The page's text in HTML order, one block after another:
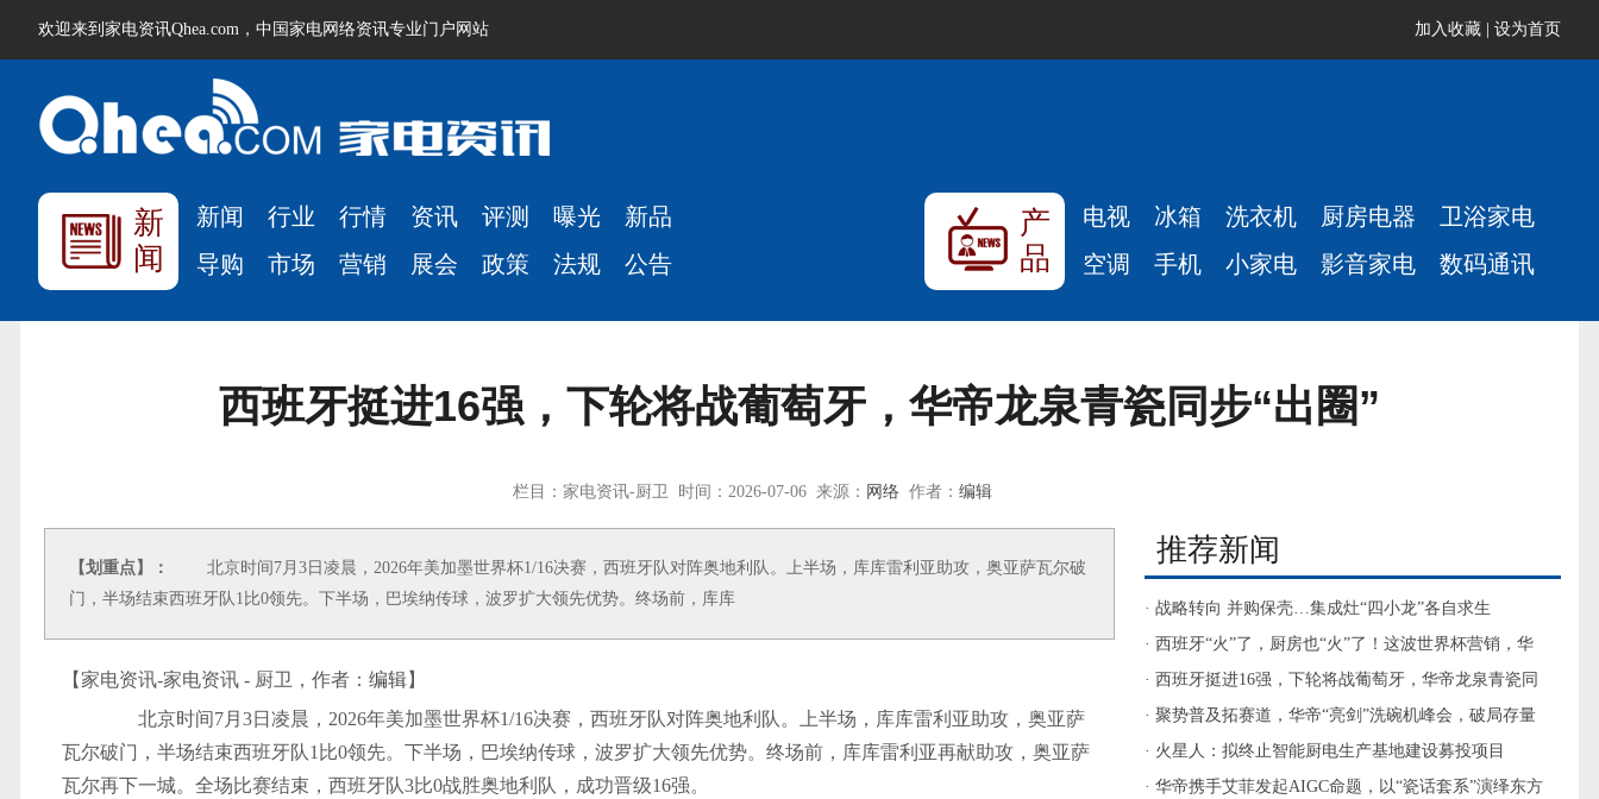
欢迎来到家电资讯Qhea.com，中国家电网络资讯专业门户网站 加入收藏 设为首页
新
闻
新闻 行业 行情 资讯 评测 曝光
新品
导购
市场 营销 展会 政策 法规 公告
产
品
电视 冰箱 洗衣机 厨房电器
卫浴家电
空调
手机 小家电 影音家电 数码通讯
西班牙挺进16强，下轮将战葡萄牙，华帝龙泉青瓷同步“出圈”
栏目：家电资讯-厨卫 时间：2026-07-06 来源： 网络作者： 编辑
【划重点】：
北京时间7月3日凌晨，2026年美加墨世界杯1/16决赛，西班牙队对阵奥地利队。上半场，库库雷利亚助攻，奥亚萨瓦尔破
门，半场结束西班牙队1比0领先。下半场，巴埃纳传球，波罗扩大领先优势。终场前，库库
【家电资讯-家电资讯 - 厨卫，作者： 编辑】
北京时间7月3日凌晨，2026年美加墨世界杯1/16决赛，西班牙队对阵奥地利队。上半场，库库雷利亚助攻，奥亚萨
瓦尔破门，半场结束西班牙队1比0领先。下半场，巴埃纳传球，波罗扩大领先优势。终场前，库库雷利亚再献助攻，奥亚萨
瓦尔再下一城。全场比赛结束，西班牙队3比0战胜奥地利队，成功晋级16强。
推荐新闻
· 战略转向 并购保壳…集成灶“四小龙”各自求生
· 西班牙“火”了，厨房也“火”了！这波世界杯营销，华
帝燃的是文化底蕴
· 西班牙挺进16强，下轮将战葡萄牙，华帝龙泉青瓷同
步“出圈”
· 聚势普及拓赛道，华帝“亮剑”洗碗机峰会，破局存量
换新
· 火星人：拟终止智能厨电生产基地建设募投项目
· 华帝携手艾菲发起AIGC命题，以“瓷话套系”演绎东方